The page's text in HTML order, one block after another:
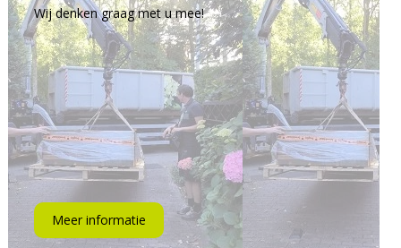
Wij denken graag met u mee!
Meer informatie